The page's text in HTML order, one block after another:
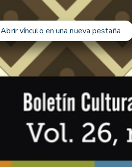
Abrir vínculo en una nueva pestaña